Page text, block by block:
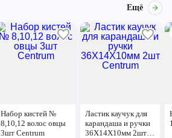
Ещё
Набор кистей №
8,10,12 волос овцы
3шт Centrum
Ластик каучук для
карандаша и ручки
36Х14Х10мм 2шт